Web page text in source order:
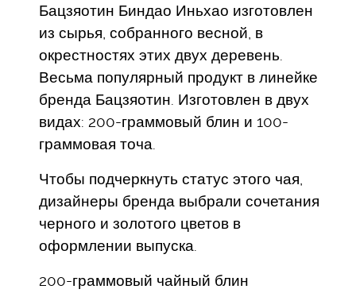
Бацзяотин Биндао Иньхао изготовлен
из сырья, собранного весной, в
окрестностях этих двух деревень.
Весьма популярный продукт в линейке
бренда Бацзяотин. Изготовлен в двух
видах: 200-граммовый блин и 100-
граммовая точа.
Чтобы подчеркнуть статус этого чая,
дизайнеры бренда выбрали сочетания
черного и золотого цветов в
оформлении выпуска.
200-граммовый чайный блин